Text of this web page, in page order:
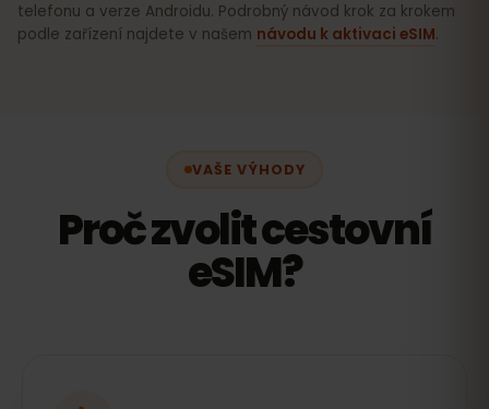
telefonu a verze Androidu. Podrobný návod krok za krokem
podle zařízení najdete v našem návodu k aktivaci eSIM.
VAŠE VÝHODY
Proč zvolit cestovní
eSIM?